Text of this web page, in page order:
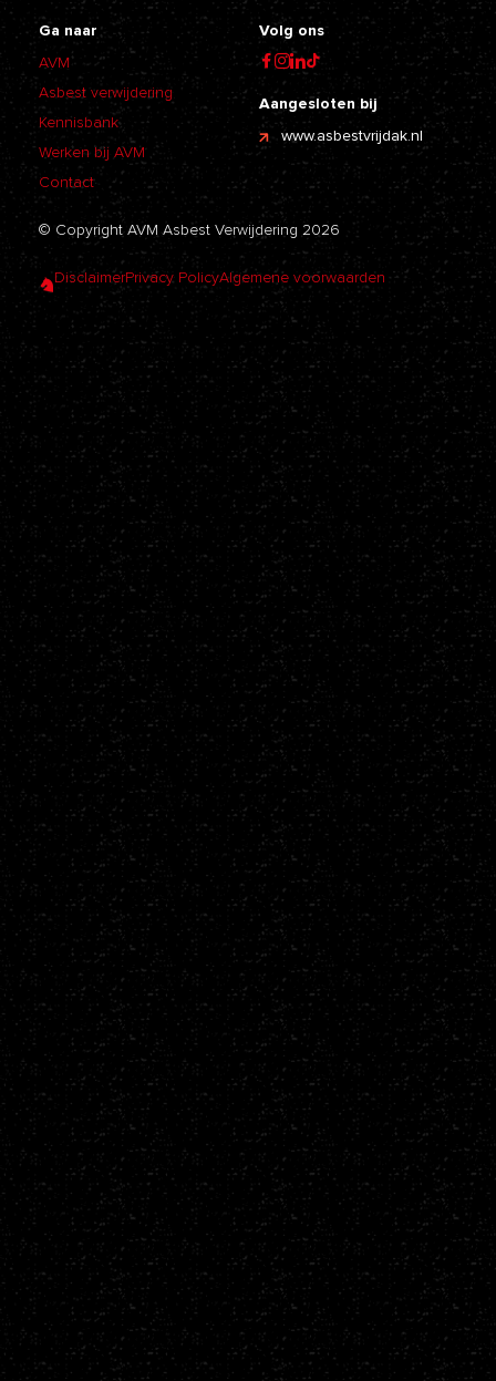
Ga naar
AVM
Asbest verwijdering
Kennisbank
Werken bij AVM
Contact
Volg ons
Aangesloten bij
www.asbestvrijdak.nl
© Copyright AVM Asbest Verwijdering 2026
DisclaimerPrivacy PolicyAlgemene voorwaarden